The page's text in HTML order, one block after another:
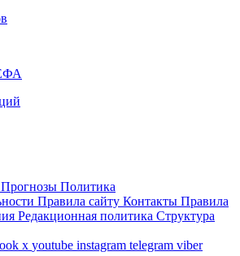
Прогнозы Политика
Правила сайту Контакты Правила
Редакционная политика Структура
x youtube instagram telegram viber